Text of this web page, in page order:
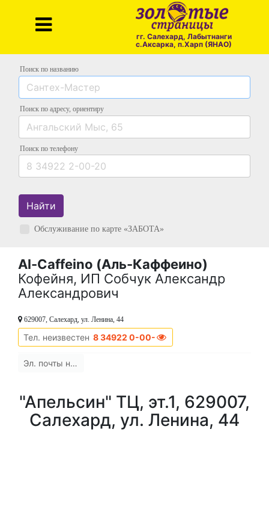
гг. Салехард, Лабытнанги
с.Аксарка, п.Харп (ЯНАО)
Поиск по названию
Поиск по адресу, ориентиру
Поиск по телефону
Найти
Обслуживание по карте «ЗАБОТА»
Al-Caffeino (Аль-Каффеино)
Кофейня, ИП Собчук Александр
Александрович
629007, Салехард, ул. Ленина, 44
Тел. неизвестен 8 34922 0-00-00
Эл. почты нет
"Апельсин" ТЦ, эт.1, 629007,
Салехард, ул. Ленина, 44